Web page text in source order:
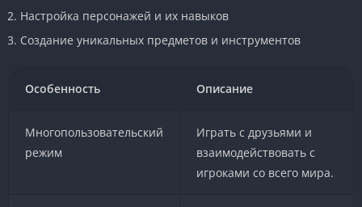
Настройка персонажей и их навыков
Создание уникальных предметов и инструментов
Особенность Описание
Многопользовательский
режим
Играть с друзьями и
взаимодействовать с
игроками со всего мира.